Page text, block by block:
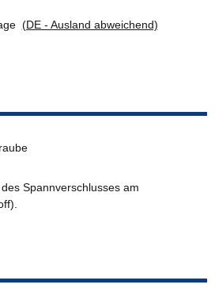
(DE - Ausland abweichend)
Spannverschlusses am